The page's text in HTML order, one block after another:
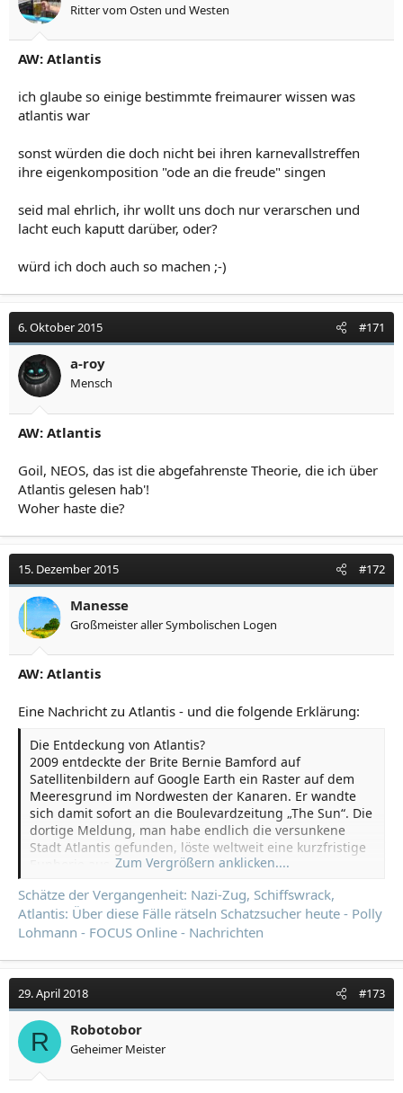
Ritter vom Osten und Westen
AW: Atlantis
ich glaube so einige bestimmte freimaurer wissen was
atlantis war
sonst würden die doch nicht bei ihren karnevallstreffen
ihre eigenkomposition "ode an die freude" singen
seid mal ehrlich, ihr wollt uns doch nur verarschen und
lacht euch kaputt darüber, oder?
würd ich doch auch so machen ;-)
6. Oktober 2015 #171
a-roy
Mensch
AW: Atlantis
Goil, NEOS, das ist die abgefahrenste Theorie, die ich über
Atlantis gelesen hab'!
Woher haste die?
15. Dezember 2015 #172
Manesse
Großmeister aller Symbolischen Logen
AW: Atlantis
Eine Nachricht zu Atlantis - und die folgende Erklärung:
Die Entdeckung von Atlantis?
2009 entdeckte der Brite Bernie Bamford auf
Satellitenbildern auf Google Earth ein Raster auf dem
Meeresgrund im Nordwesten der Kanaren. Er wandte
sich damit sofort an die Boulevardzeitung „The Sun“. Die
dortige Meldung, man habe endlich die versunkene
Stadt Atlantis gefunden, löste weltweit eine kurzfristige
Ungenauigkeiten der Satellitenbilder vom Meeresboden
verwiesen hatte, erklärte es wenige Tage nach der
vermeintlichen Entdeckung von Atlantis, dass es sich in
zeigten die Bewegung eines Schiffs, das den
Meeresboden kartiert und dafür das Areal abgefahren
habe. Somit hatte sich der Befund binnen kurzer Zeit
geklärt und die Behauptung von der Entdeckung der
Stadt Atlantis widerlegt.
Ewige Rätsel
Die Suche nach der legendären Stadt Atlantis geht für
sog. Alternativhistorikern und Kryptoarchäologen weiter,
Zum Vergrößern anklicken....
Schätze der Vergangenheit: Nazi-Zug, Schiffswrack,
Atlantis: Über diese Fälle rätseln Schatzsucher heute - Polly
Lohmann - FOCUS Online - Nachrichten
29. April 2018 #173
R Robotobor
Geheimer Meister